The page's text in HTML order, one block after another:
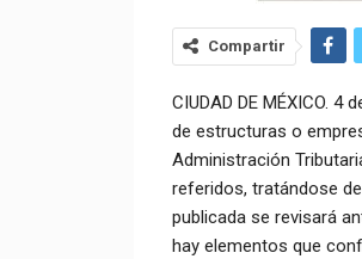
Compartir
CIUDAD DE MÉXICO.
de estructuras o
Administración
referidos, tratándose
publicada se revisará
hay elementos que